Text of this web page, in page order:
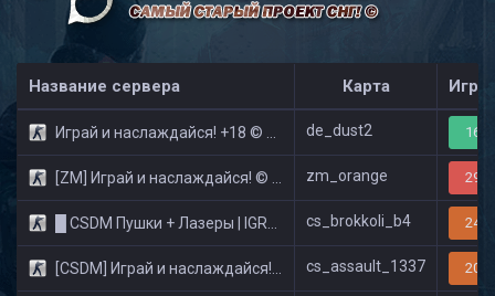
Название сервера Карта
Играй и наслаждайся! +18 © Public de_dust2 16/
[ZM] Играй и наслаждайся! © Zombie Show zm_orange 29/
█ CSDM Пушки + Лазеры | IGRAI18.RU ツ █ cs_brokkoli_b4 24/
[CSDM] Играй и наслаждайся! © Classic cs_assault_1337 20/